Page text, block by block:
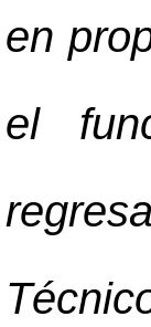
en
el